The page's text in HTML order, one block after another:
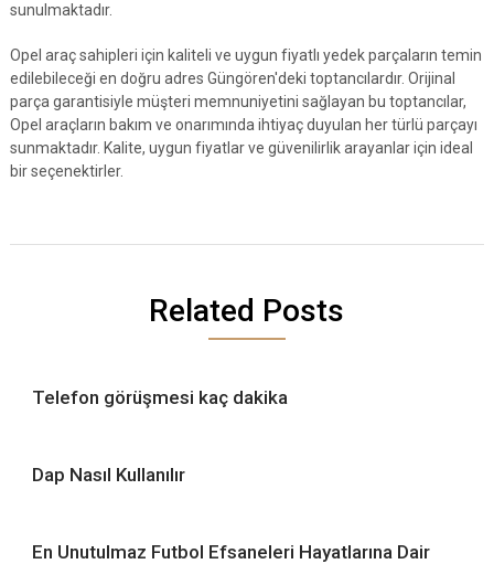
sunulmaktadır.
Opel araç sahipleri için kaliteli ve uygun fiyatlı yedek parçaların temin
edilebileceği en doğru adres Güngören'deki toptancılardır. Orijinal
parça garantisiyle müşteri memnuniyetini sağlayan bu toptancılar,
Opel araçların bakım ve onarımında ihtiyaç duyulan her türlü parçayı
sunmaktadır. Kalite, uygun fiyatlar ve güvenilirlik arayanlar için ideal
bir seçenektirler.
Related Posts
Telefon görüşmesi kaç dakika
Dap Nasıl Kullanılır
En Unutulmaz Futbol Efsaneleri Hayatlarına Dair